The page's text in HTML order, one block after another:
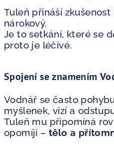
Tuleň přináší
nárokový.
Je to setkání, které se
proto je léčivé.
Spojení se znamením
Vodnář se často
myšlenek, vizí a
Tuleň mu připomíná
opomíjí – tělo a